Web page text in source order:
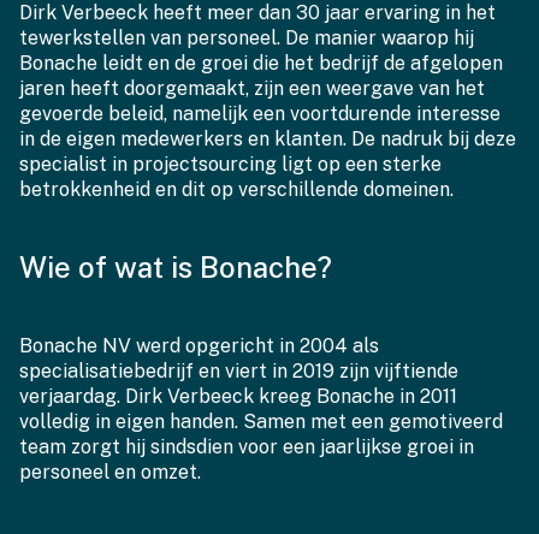
Dirk Verbeeck heeft meer dan 30 jaar ervaring in het
tewerkstellen van personeel. De manier waarop hij
Bonache leidt en de groei die het bedrijf de afgelopen
jaren heeft doorgemaakt, zijn een weergave van het
gevoerde beleid, namelijk een voortdurende interesse
in de eigen medewerkers en klanten. De nadruk bij deze
specialist in projectsourcing ligt op een sterke
betrokkenheid en dit op verschillende domeinen.
Wie of wat is Bonache?
Bonache NV werd opgericht in 2004 als
specialisatiebedrijf en viert in 2019 zijn vijftiende
verjaardag. Dirk Verbeeck kreeg Bonache in 2011
volledig in eigen handen. Samen met een gemotiveerd
team zorgt hij sindsdien voor een jaarlijkse groei in
personeel en omzet.